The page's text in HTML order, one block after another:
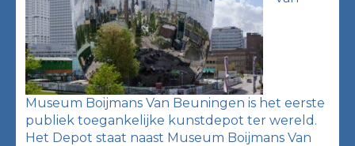
Museum Boijmans Van Beuningen is het eerste
publiek toegankelijke kunstdepot ter wereld.
Het Depot staat naast Museum Boijmans Van